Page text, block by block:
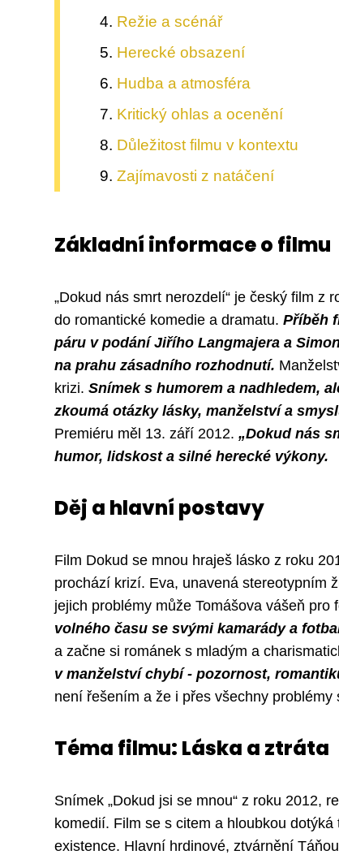
Režie a scénář
Herecké obsazení
Hudba a atmosféra
Kritický ohlas a ocenění
Důležitost filmu v kontextu
Zajímavosti z natáčení
Základní informace o filmu
„Dokud nás smrt nerozdelí“ je český film z
do romantické komedie a dramatu. Příběh
páru v podání Jiřího Langmajera a
na prahu zásadního rozhodnutí.
krizi. Snímek s humorem a nadhledem,
zkoumá otázky lásky, manželství a
Premiéru měl 13. září 2012. „Dokud nás
humor, lidskost a silné herecké výkony.
Děj a hlavní postavy
Film Dokud se mnou hraješ lásko z roku
prochází krizí. Eva, unavená stereotypním
jejich problémy může Tomášova vášeň pro
volného času se svými kamarády a
a začne si románek s mladým a
v manželství chybí - pozornost,
není řešením a že i přes všechny problémy
Téma filmu: Láska a ztráta
Snímek „Dokud jsi se mnou“ z roku 2012,
komedií. Film se s citem a hloubkou dotýká
existence. Hlavní hrdinové, ztvárnění